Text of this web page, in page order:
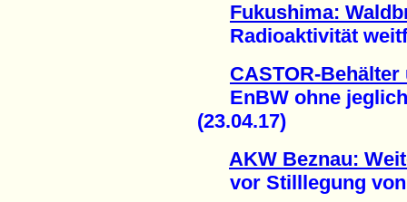
Fukushima:
Radioaktivität
CASTOR-
EnBW ohne
(23.04.17)
AKW Beznau:
vor Stilllegung von